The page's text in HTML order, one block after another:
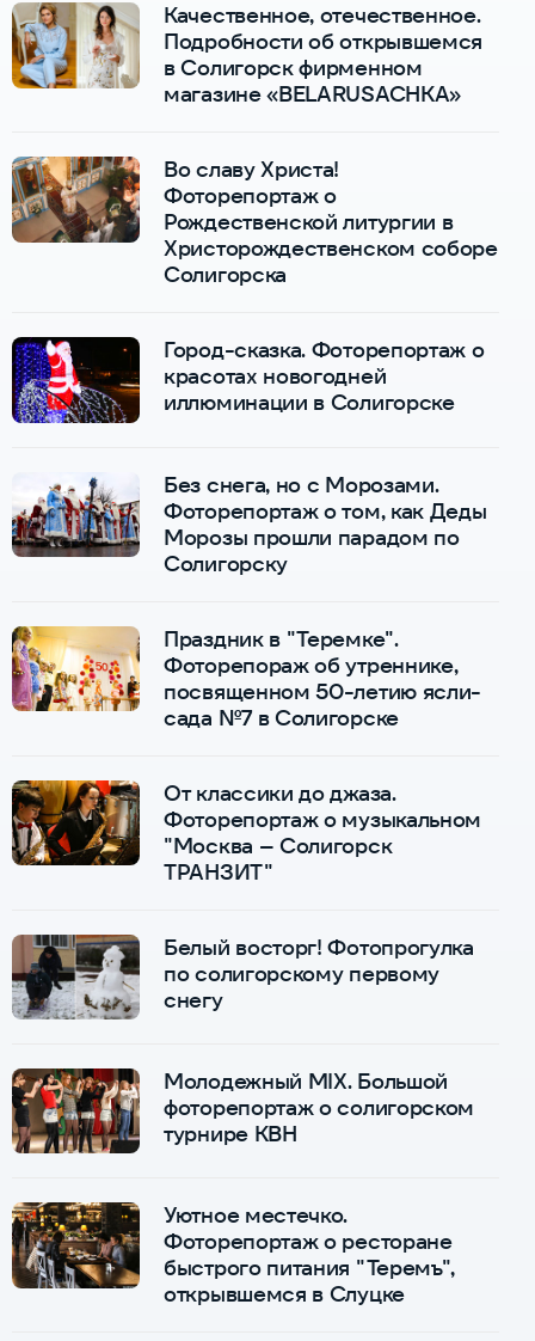
Качественное, отечественное.
Подробности об открывшемся
в Солигорск фирменном
магазине «BELARUSACHKA»
Во славу Христа!
Фоторепортаж о
Рождественской литургии в
Христорождественском соборе
Солигорска
Город-сказка. Фоторепортаж о
красотах новогодней
иллюминации в Солигорске
Без снега, но с Морозами.
Фоторепортаж о том, как Деды
Морозы прошли парадом по
Солигорску
Праздник в "Теремке".
Фоторепораж об утреннике,
посвященном 50-летию ясли-
сада №7 в Солигорске
От классики до джаза.
Фоторепортаж о музыкальном
"Москва – Солигорск
ТРАНЗИТ"
Белый восторг! Фотопрогулка
по солигорскому первому
снегу
Молодежный MIX. Большой
фоторепортаж о солигорском
турнире КВН
Уютное местечко.
Фоторепортаж о ресторане
быстрого питания "Теремъ",
открывшемся в Слуцке